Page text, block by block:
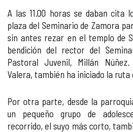
A las 11.00 horas se daban cita
plaza del Seminario de Zamora
sin antes rezar en el templo de
bendición del rector del
Pastoral Juvenil, Millán
Valera, también ha iniciado la ruta
Por otra parte, desde la
un pequeño grupo de
recorrido, el suyo más corto,